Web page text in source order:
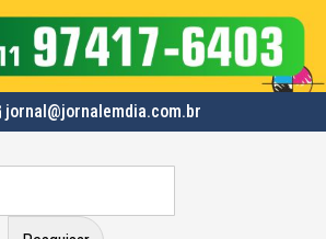
jornal@jornalemdia.com.br